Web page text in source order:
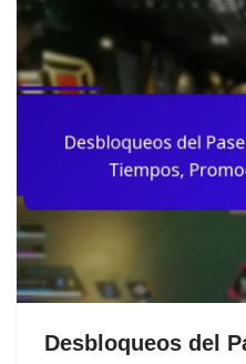
Desbloqueos del